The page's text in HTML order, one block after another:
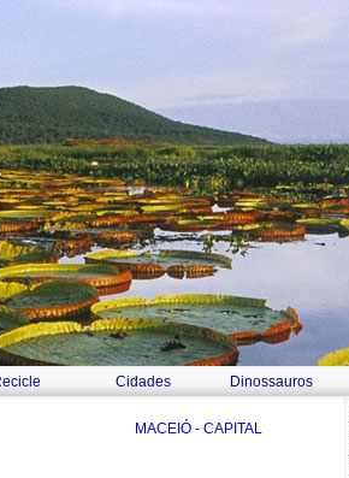
Cidades Dinossauros
MACEIÓ - CAPITAL